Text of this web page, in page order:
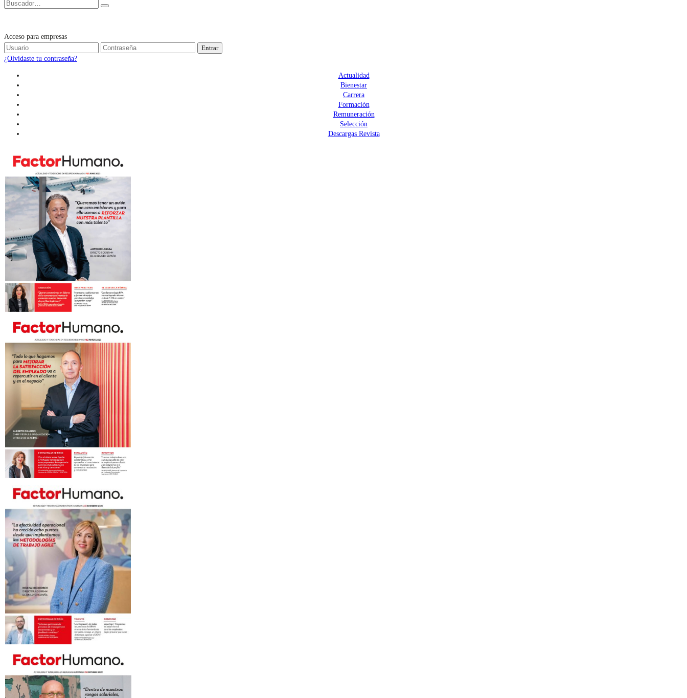
Acceso para empresas
Entrar
¿Olvidaste tu contraseña?
Actualidad
Bienestar
Carrera
Formación
Remuneración
Selección
Descargas Revista